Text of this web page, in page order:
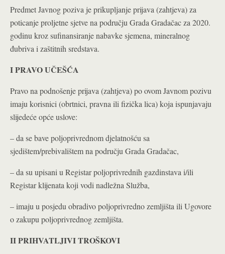
Predmet Javnog poziva je prikupljanje prijava (zahtjeva) za
poticanje proljetne sjetve na području Grada Gradačac za 2020.
godinu kroz sufinansiranje nabavke sjemena, mineralnog
đubriva i zaštitnih sredstava.
I PRAVO UČEŠĆA
Pravo na podnošenje prijava (zahtjeva) po ovom Javnom pozivu
imaju korisnici (obrtnici, pravna ili fizička lica) koja ispunjavaju
slijedeće opće uslove:
– da se bave poljoprivrednom djelatnošću sa
sjedištem/prebivalištem na području Grada Gradačac,
– da su upisani u Registar poljoprivrednih gazdinstava i/ili
Registar klijenata koji vodi nadležna Služba,
– imaju u posjedu obradivo poljoprivredno zemljišta ili Ugovore
o zakupu poljoprivrednog zemljišta.
II PRIHVATLJIVI TROŠKOVI